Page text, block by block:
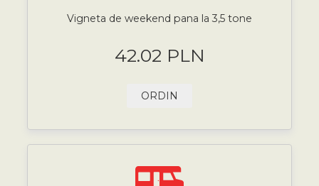
Vigneta de weekend pana la 3,5 tone
42.02 PLN
ORDIN